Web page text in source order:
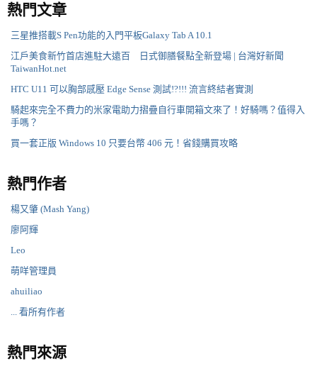
熱門文章
三星推搭載S Pen功能的入門平板Galaxy Tab A 10.1
江戶美食新竹首店進駐大遠百 日式御膳餐點全新登場 | 台灣好新聞
TaiwanHot.net
HTC U11 可以胸部感壓 Edge Sense 測試!?!!! 流言終結者實測
騎起來完全不費力的米家電助力摺疊自行車開箱文來了！好騎嗎？值得入
手嗎？
買一套正版 Windows 10 只要台幣 406 元！省錢購買攻略
熱門作者
楊又肇 (Mash Yang)
廖阿輝
Leo
萌咩管理員
ahuiliao
... 看所有作者
熱門來源